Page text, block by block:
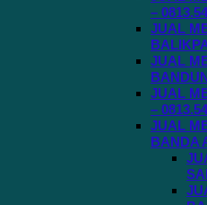
–
JUAL
JUAL
JUAL
–
JUAL
BANDA